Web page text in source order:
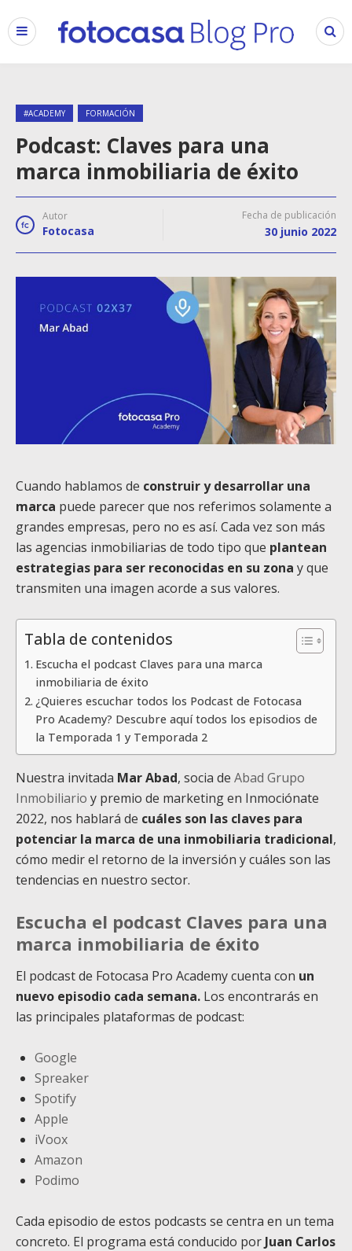
#ACADEMY FORMACIÓN
Podcast: Claves para una
marca inmobiliaria de éxito
Autor
Fotocasa
Fecha de publicación
30 junio 2022
Cuando hablamos de construir y desarrollar una
marca puede parecer que nos referimos solamente a
grandes empresas, pero no es así. Cada vez son más
las agencias inmobiliarias de todo tipo que plantean
estrategias para ser reconocidas en su zona y que
transmiten una imagen acorde a sus valores.
Tabla de contenidos
Escucha el podcast Claves para una marca
inmobiliaria de éxito
¿Quieres escuchar todos los Podcast de Fotocasa
Pro Academy? Descubre aquí todos los episodios de
la Temporada 1 y Temporada 2
Nuestra invitada Mar Abad, socia de Abad Grupo
Inmobiliario y premio de marketing en Inmociónate
2022, nos hablará de cuáles son las claves para
potenciar la marca de una inmobiliaria tradicional,
cómo medir el retorno de la inversión y cuáles son las
tendencias en nuestro sector.
Escucha el podcast Claves para una
marca inmobiliaria de éxito
El podcast de Fotocasa Pro Academy cuenta con un
nuevo episodio cada semana. Los encontrarás en
las principales plataformas de podcast:
Google
Spreaker
Spotify
Apple
iVoox
Amazon
Podimo
Cada episodio de estos podcasts se centra en un tema
concreto. El programa está conducido por Juan Carlos